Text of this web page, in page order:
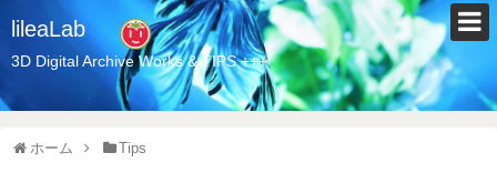
lileaLab
3D Digital Archive Works & TIPS +++
ホーム Tips